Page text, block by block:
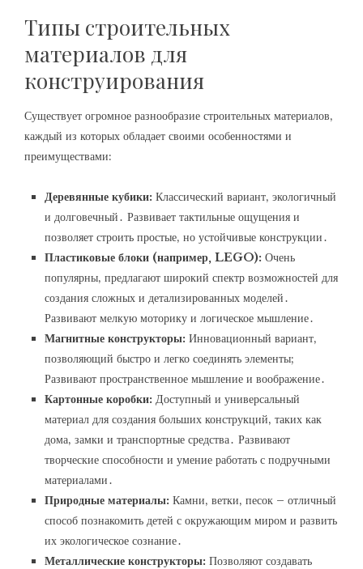
Типы строительных
материалов для
конструирования
Существует огромное разнообразие строительных материалов‚
каждый из которых обладает своими особенностями и
преимуществами:
Деревянные кубики: Классический вариант‚ экологичный
и долговечный․ Развивает тактильные ощущения и
позволяет строить простые‚ но устойчивые конструкции․
Пластиковые блоки (например‚ LEGO): Очень
популярны‚ предлагают широкий спектр возможностей для
создания сложных и детализированных моделей․
Развивают мелкую моторику и логическое мышление․
Магнитные конструкторы: Инновационный вариант‚
позволяющий быстро и легко соединять элементы;
Развивают пространственное мышление и воображение․
Картонные коробки: Доступный и универсальный
материал для создания больших конструкций‚ таких как
дома‚ замки и транспортные средства․ Развивают
творческие способности и умение работать с подручными
материалами․
Природные материалы: Камни‚ ветки‚ песок – отличный
способ познакомить детей с окружающим миром и развить
их экологическое сознание․
Металлические конструкторы: Позволяют создавать